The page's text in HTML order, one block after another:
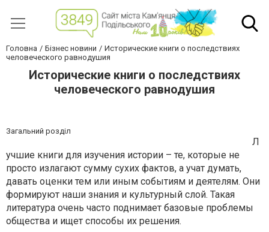
Головна Бізнес новини
Исторические книги о последствиях
человеческого равнодушия
Исторические книги о последствиях
человеческого равнодушия
Загальний розділ
Л
учшие книги для изучения истории – те, которые не
просто излагают сумму сухих фактов, а учат думать,
давать оценки тем или иным событиям и деятелям. Они
формируют наши знания и культурный слой. Такая
литература очень часто поднимает базовые проблемы
общества и ищет способы их решения.